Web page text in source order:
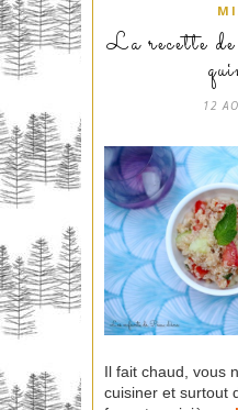
La recette
12
Il fait chaud, vous
cuisiner et surtout